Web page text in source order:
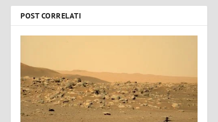
POST CORRELATI